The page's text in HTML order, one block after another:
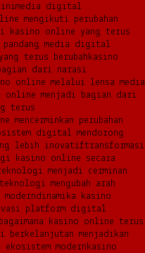
media digital
mengikuti perubahan
kasino online yang terus
media digital
terus berubah kasino
dari narasi
online melalui lensa media
online menjadi bagian dari
terus
mencerminkan perubahan
digital mendorong
lebih inovatiftransformasi
kasino online secara
menjadi cerminan
teknologi mengubah arah
dinamika kasino
platform digital
kasino online terus
berkelanjutan menjadikan
modern kasino